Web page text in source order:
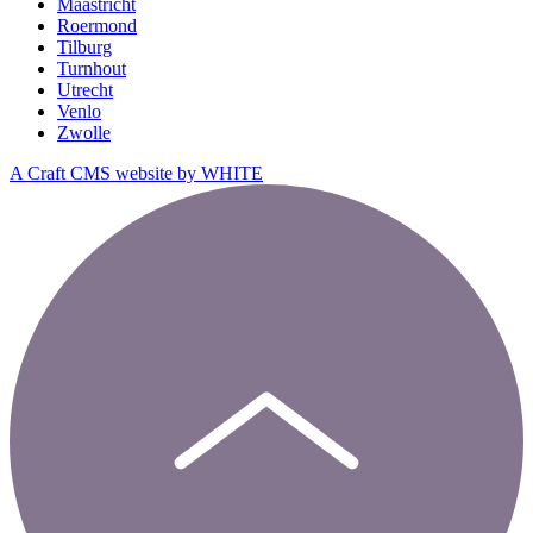
Maastricht
Roermond
Tilburg
Turnhout
Utrecht
Venlo
Zwolle
A Craft CMS website by WHITE